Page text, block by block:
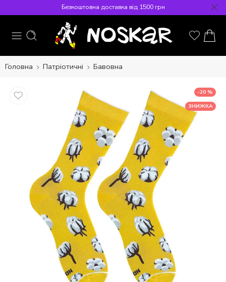
Безкоштовна доставка від 1500 грн
Головна Патріотичні Бавовна
-20 %
ЗНИЖКА